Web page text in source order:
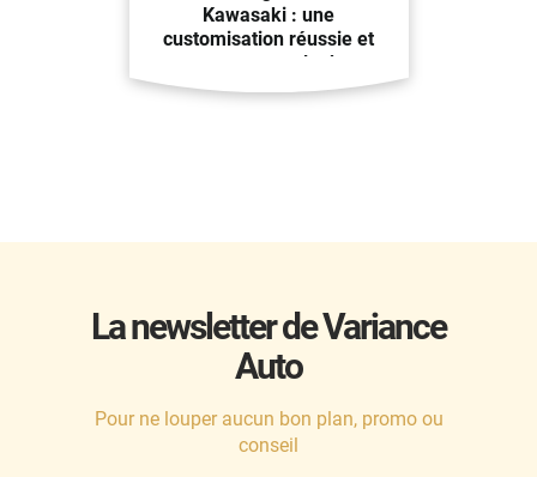
Kawasaki : une
customisation réussie et
un nouveau look
La newsletter de Variance
Auto
Pour ne louper aucun bon plan, promo ou
conseil